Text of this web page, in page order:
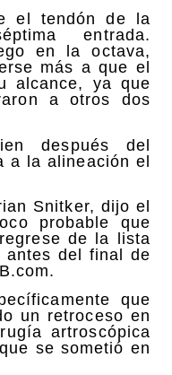
el tendón de la
entrada.
en la octava,
más a que el
alcance, ya que
a otros dos
después del
a la alineación el
Snitker, dijo el
probable que
de la lista
antes del final de
que
un retroceso en
artroscópica
se sometió en